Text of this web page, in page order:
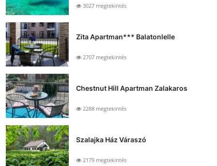
3027 megtekintés
Zita Apartman*** Balatonlelle
2707 megtekintés
Chestnut Hill Apartman Zalakaros
2288 megtekintés
Szalajka Ház Váraszó
2179 megtekintés